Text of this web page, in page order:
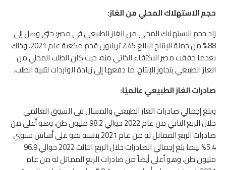
حجم الاستهلاك المحلي من الغاز:
زاد حجم الاستهلاك المحلي من الغاز الطبيعي في مصر؛ حتى وصل إلى
88% من جملة الإنتاج البالغ 2.45 تريليون قدم مكعبة عام 2021، وذلك
بعدما حققت مصر الاكتفاء الذاتي منه، حيث كان الطلب المحلي من
الغاز الطبيعي يتجاوز الإنتاج، ما دفعها إلى زيادة الواردات لتلبية الطلب.
صادرات الغاز الطبيعي عالميًا:
وبلغ إجمالي صادرات الغاز الطبيعي والمسال فى السوق العالمي
خلال الربع الثاني من عام 2022 حوالي 98.2 مليون طن، وهو أعلى من
صادرات الربع المماثل له من عام 2021 بنسبة نمو على أساس سنوي
5.4% بينما بلغ إجمالي الصادرات خلال الربع الثالث 2022 حوالي 96.9
مليون طن، وهو أعلى أيضاً من صادرات الربع المماثل له من عام